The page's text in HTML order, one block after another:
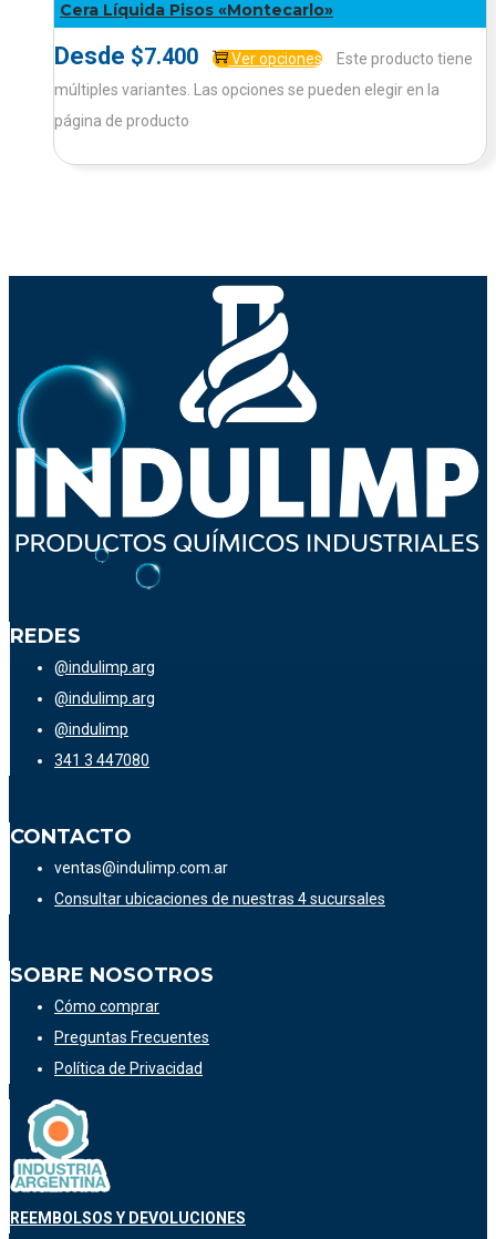
Cera Líquida Pisos «Montecarlo»
Desde $7.400 Ver opciones
Este producto tiene
múltiples variantes. Las opciones se pueden elegir en la
página de producto
REDES
@indulimp.arg
@indulimp.arg
@indulimp
341 3 447080
CONTACTO
ventas@indulimp.com.ar
Consultar ubicaciones de nuestras 4 sucursales
SOBRE NOSOTROS
Cómo comprar
Preguntas Frecuentes
Política de Privacidad
REEMBOLSOS Y DEVOLUCIONES